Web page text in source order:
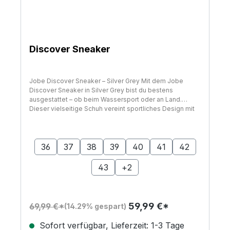
Discover Sneaker
Jobe Discover Sneaker – Silver Grey Mit dem Jobe
Discover Sneaker in Silver Grey bist du bestens
ausgestattet – ob beim Wassersport oder an Land.
Dieser vielseitige Schuh vereint sportliches Design mit
Sneaker sicheren Halt auf nassen Oberflächen. Das
schnell trocknende Obermaterial und das bequeme
Slip-On-System mit elastischen Schnürsenkeln sorgen
für hohen Tragekomfort – auch bei langen SUP-Touren
Multifunktionaler Wassersportschuh mit hohem Komfort
Technische Details & Lieferumfang: Farbe: Silver Grey
36
37 38 39 40 41
42
43
+2
69,99 €*(14.29% gespart) 59,99 €*
Sofort verfügbar, Lieferzeit: 1-3 Tage